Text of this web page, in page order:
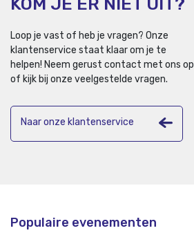
Loop je vast of heb je vragen? Onze
klantenservice staat klaar om je te
helpen! Neem gerust contact met ons op
of kijk bij onze veelgestelde vragen.
Naar onze klantenservice
Populaire evenementen